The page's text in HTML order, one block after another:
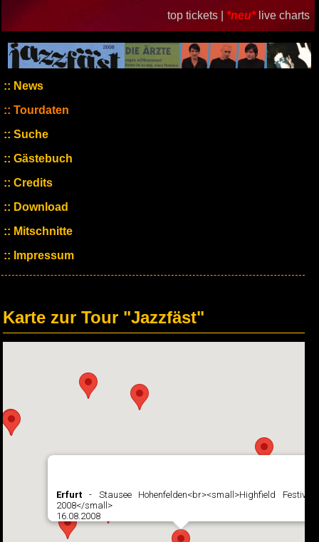
top tickets | *neu* live charts
News
Tourdaten
Suche
Gästebuch
Credits
Download
Mitschnitte
Impressum
Karte zur Tour "Jazzfäst"
Erfurt - Stausee Hohenfelden<br><small>Highfield Festival
2008</small>
16.08.2008